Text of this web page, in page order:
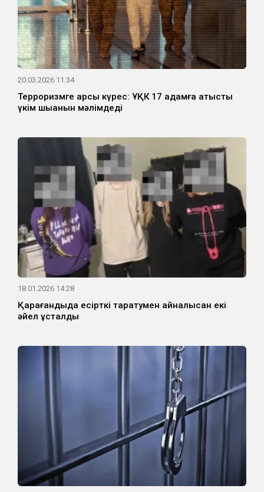
20.03.2026 11:34
Терроризмге қарсы күрес: ҰҚК 17 адамға қатысты
үкім шыққанын мәлімдеді
18.01.2026 14:28
Қарағандыда есірткі таратумен айналысқан екі
әйел ұсталды